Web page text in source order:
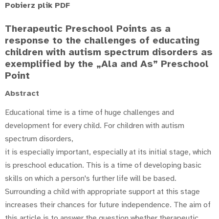
Pobierz plik PDF
Therapeutic Preschool Points as a
response to the challenges of educating
children with autism spectrum disorders as
exemplified by the „Ala and As” Preschool
Point
Abstract
Educational time is a time of huge challenges and
development for every child. For children with autism
spectrum disorders,
it is especially important, especially at its initial stage, which
is preschool education. This is a time of developing basic
skills on which a person's further life will be based.
Surrounding a child with appropriate support at this stage
increases their chances for future independence. The aim of